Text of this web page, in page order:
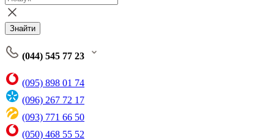
Знайти
(044) 545 77 23
(095) 898 01 74
(096) 267 72 17
(093) 771 66 50
(050) 468 55 52